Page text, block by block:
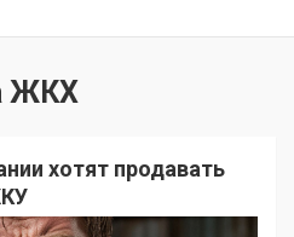
ЖКХ
хотят продавать